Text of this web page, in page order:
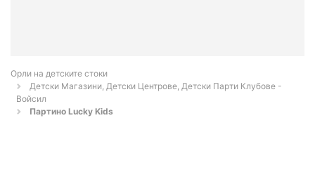
Орли на детските стоки
Детски Магазини, Детски Центрове, Детски Парти Клубове -
Войсил
Партино Lucky Kids